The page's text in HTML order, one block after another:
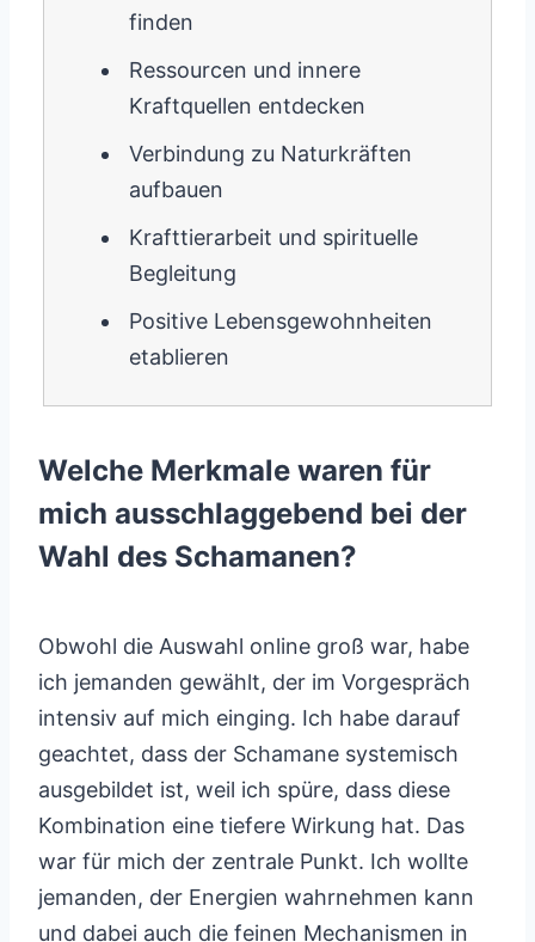
finden
Ressourcen und innere
Kraftquellen entdecken
Verbindung zu Naturkräften
aufbauen
Krafttierarbeit und spirituelle
Begleitung
Positive Lebensgewohnheiten
etablieren
Welche Merkmale waren für
mich ausschlaggebend bei der
Wahl des Schamanen?
Obwohl die Auswahl online groß war, habe
ich jemanden gewählt, der im Vorgespräch
intensiv auf mich einging. Ich habe darauf
geachtet, dass der Schamane systemisch
ausgebildet ist, weil ich spüre, dass diese
Kombination eine tiefere Wirkung hat. Das
war für mich der zentrale Punkt. Ich wollte
jemanden, der Energien wahrnehmen kann
und dabei auch die feinen Mechanismen in